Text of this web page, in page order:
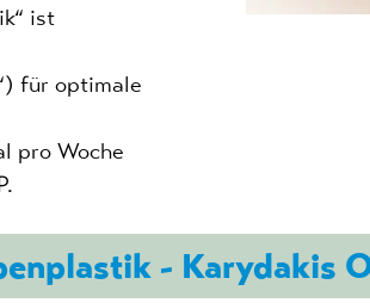
ist
für optimale
pro Woche
- Karydakis